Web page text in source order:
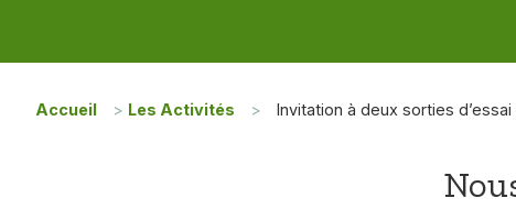
Accueil > Les Activités > Invitation à deux sorties